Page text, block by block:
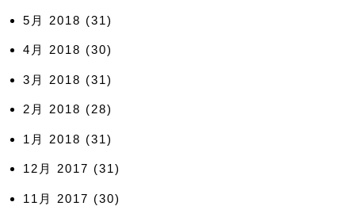
5月 2018 (31)
4月 2018 (30)
3月 2018 (31)
2月 2018 (28)
1月 2018 (31)
12月 2017 (31)
11月 2017 (30)